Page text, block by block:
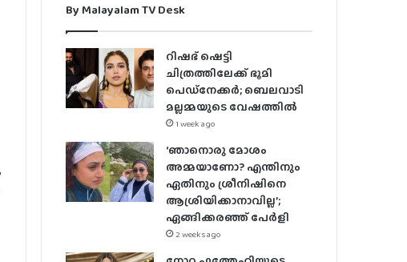
By Malayalam TV Desk
റിഷഭ് ഷെട്ടി
ചിത്രത്തിലേക്ക് ഭൂമി
പെഡ്‌നേക്കർ; ബെലവാടി
മല്ലമ്മയുടെ വേഷത്തിൽ
1 week ago
‘ഞാനൊരു മോശം
അമ്മയാണോ? എന്തിനും
ഏതിനും ശ്രീനിഷിനെ
ആശ്രിയിക്കാനാവില്ല’;
ഏങ്ങിക്കരഞ്ഞ് പേർളി
2 weeks ago